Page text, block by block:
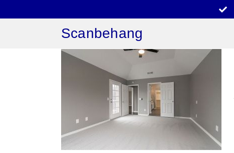
naar
Scanbehang